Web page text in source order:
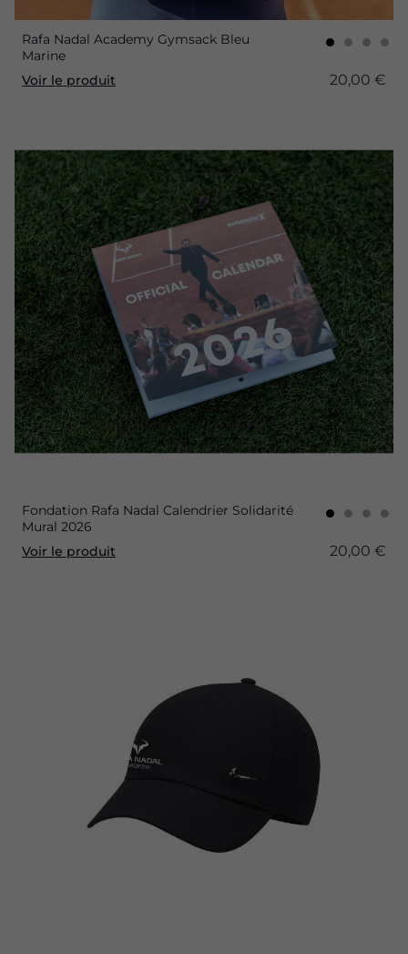
Rafa Nadal Academy Gymsack Bleu
Marine
Voir le produit
20,00 €
Fondation Rafa Nadal Calendrier Solidarité
Mural 2026
Voir le produit
20,00 €